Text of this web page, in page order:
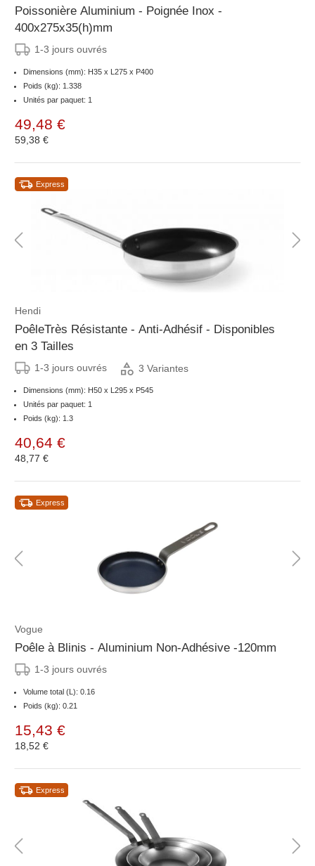
Poissonière Aluminium - Poignée Inox -
400x275x35(h)mm
1-3 jours ouvrés
Dimensions (mm): H35 x L275 x P400
Poids (kg): 1.338
Unités par paquet: 1
49,48 €
59,38 €
Express
Hendi
PoêleTrès Résistante - Anti-Adhésif - Disponibles
en 3 Tailles
1-3 jours ouvrés 3 Variantes
Dimensions (mm): H50 x L295 x P545
Unités par paquet: 1
Poids (kg): 1.3
40,64 €
48,77 €
Express
Vogue
Poêle à Blinis - Aluminium Non-Adhésive -120mm
1-3 jours ouvrés
Volume total (L): 0.16
Poids (kg): 0.21
15,43 €
18,52 €
Express